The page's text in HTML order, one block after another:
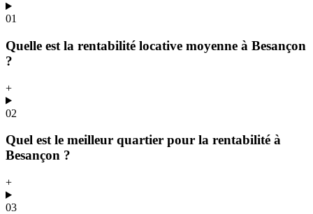
01
Quelle est la rentabilité locative moyenne à Besançon
?
+
02
Quel est le meilleur quartier pour la rentabilité à
Besançon ?
+
03